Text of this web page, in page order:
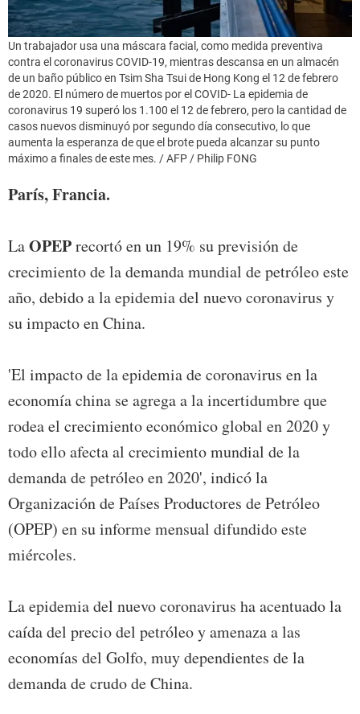
Un trabajador usa una máscara facial, como medida preventiva
contra el coronavirus COVID-19, mientras descansa en un almacén
de un baño público en Tsim Sha Tsui de Hong Kong el 12 de febrero
de 2020. El número de muertos por el COVID- La epidemia de
coronavirus 19 superó los 1.100 el 12 de febrero, pero la cantidad de
casos nuevos disminuyó por segundo día consecutivo, lo que
aumenta la esperanza de que el brote pueda alcanzar su punto
máximo a finales de este mes. / AFP / Philip FONG
París, Francia.
LaOPEPrecortó en un 19% su previsión de
crecimiento de la demanda mundial de petróleo este
año, debido a la epidemia del nuevo coronavirus y
su impacto en China.
'El impacto de la epidemia de coronavirus en la
economía china se agrega a la incertidumbre que
rodea el crecimiento económico global en 2020 y
todo ello afecta al crecimiento mundial de la
demanda de petróleo en 2020', indicó la
Organización de Países Productores de Petróleo
(OPEP) en su informe mensual difundido este
miércoles.
La epidemia del nuevo coronavirus ha acentuado la
caída del precio del petróleo y amenaza a las
economías del Golfo, muy dependientes de la
demanda de crudo de China.